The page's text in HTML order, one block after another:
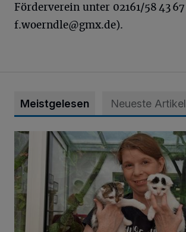
Förderverein unter 02161/58 43 67
f.woerndle@gmx.de).
Meistgelesen Neueste Artikel
Qualzucht – das ist nicht süß!